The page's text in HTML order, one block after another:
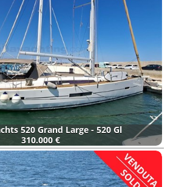
520 Grand Large - 520 Gl
310.000 €